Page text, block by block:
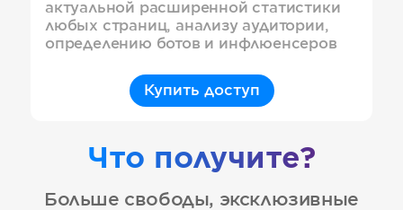
актуальной расширенной статистики
любых страниц, анализу аудитории,
определению ботов и инфлюенсеров
Купить доступ
Что получите?
Больше свободы, эксклюзивные